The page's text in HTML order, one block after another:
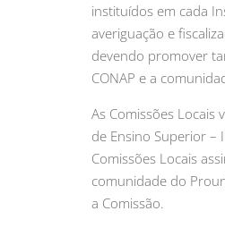
instituídos em cada
averiguação e
devendo promover
CONAP e a
As Comissões
de Ensino Superior –
Comissões Locais
comunidade do
a Comissão.